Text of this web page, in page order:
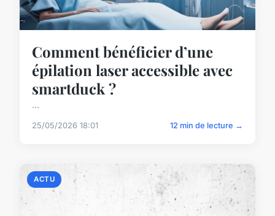
Comment bénéficier d’une
épilation laser accessible avec
smartduck ?
...
25/05/2026 18:01 12 min de lecture →
ACTU